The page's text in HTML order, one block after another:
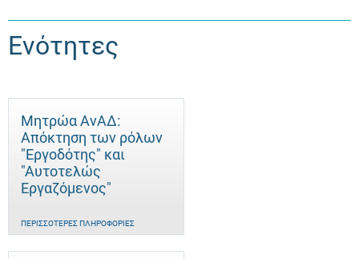
Ενότητες
Μητρώα ΑνΑΔ:
Απόκτηση των ρόλων
"Εργοδότης" και
"Αυτοτελώς
Eργαζόμενος"
ΠΕΡΙΣΣΌΤΕΡΕΣ ΠΛΗΡΟΦΟΡΊΕΣ